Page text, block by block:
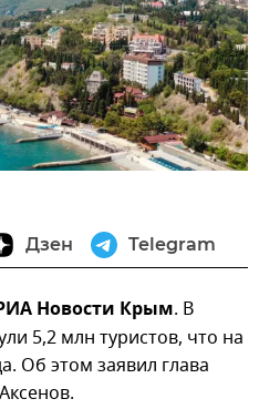
Дзен Telegram
Новости Крым. В
5,2 млн туристов, что на
Об этом заявил глава